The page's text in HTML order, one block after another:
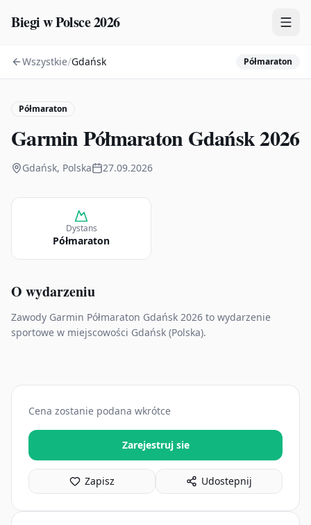
Biegi w Polsce 2026
Zawody
Wszystkie/Gdańsk Półmaraton
Półmaraton
Garmin Półmaraton Gdańsk 2026
Gdańsk, Polska 27.09.2026
Dystans
Półmaraton
O wydarzeniu
Zawody Garmin Półmaraton Gdańsk 2026 to wydarzenie
sportowe w miejscowości Gdańsk (Polska).
Cena zostanie podana wkrótce
Zarejestruj sie
Zapisz Udostepnij